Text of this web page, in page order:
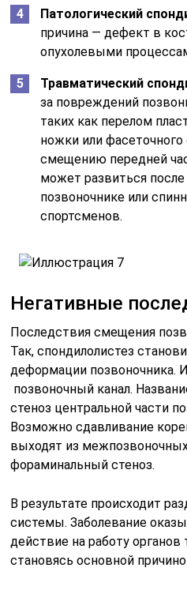
Патологический
причина — дефект в
опухолевыми
Травматический
за повреждений
таких как перелом
ножки или фасеточного
смещению передней
может развиться
позвоночнике или
спортсменов.
Негативные
Последствия смещения
Так, спондилолистез
деформации позвоночника.
позвоночный канал.
стеноз центральной части
Возможно сдавливание
выходят из
фораминальный стеноз.
В результате происходит
системы. Заболевание
действие на работу органов
становясь основной